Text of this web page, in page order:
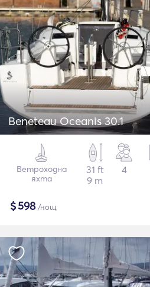
Beneteau Oceanis 30.1
Ветроходна
яхта
31 ft
9 m
4
$598/нощ